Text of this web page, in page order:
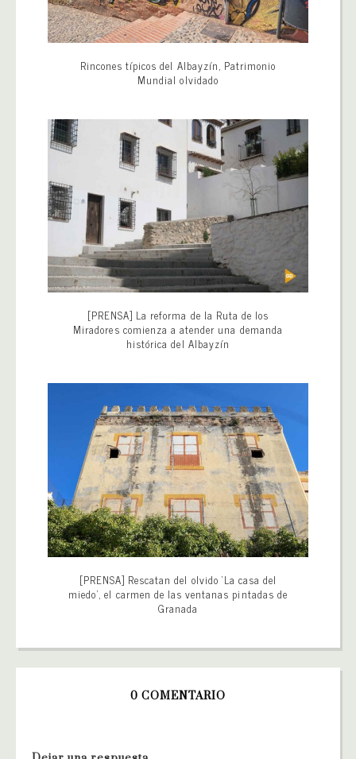
Rincones típicos del Albayzín, Patrimonio
Mundial olvidado
[PRENSA] La reforma de la Ruta de los
Miradores comienza a atender una demanda
histórica del Albayzín
[PRENSA] Rescatan del olvido ‘La casa del
miedo’, el carmen de las ventanas pintadas de
Granada
0 COMENTARIO